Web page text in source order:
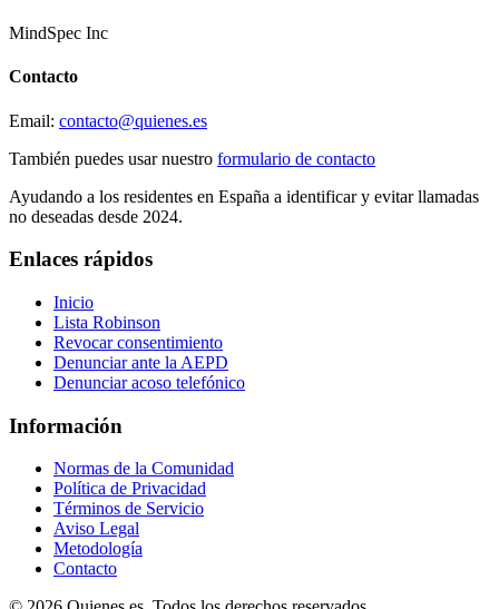
MindSpec Inc
Contacto
Email: contacto@quienes.es
También puedes usar nuestro formulario de contacto
Ayudando a los residentes en España a identificar y evitar llamadas
no deseadas desde 2024.
Enlaces rápidos
Inicio
Lista Robinson
Revocar consentimiento
Denunciar ante la AEPD
Denunciar acoso telefónico
Información
Normas de la Comunidad
Política de Privacidad
Términos de Servicio
Aviso Legal
Metodología
Contacto